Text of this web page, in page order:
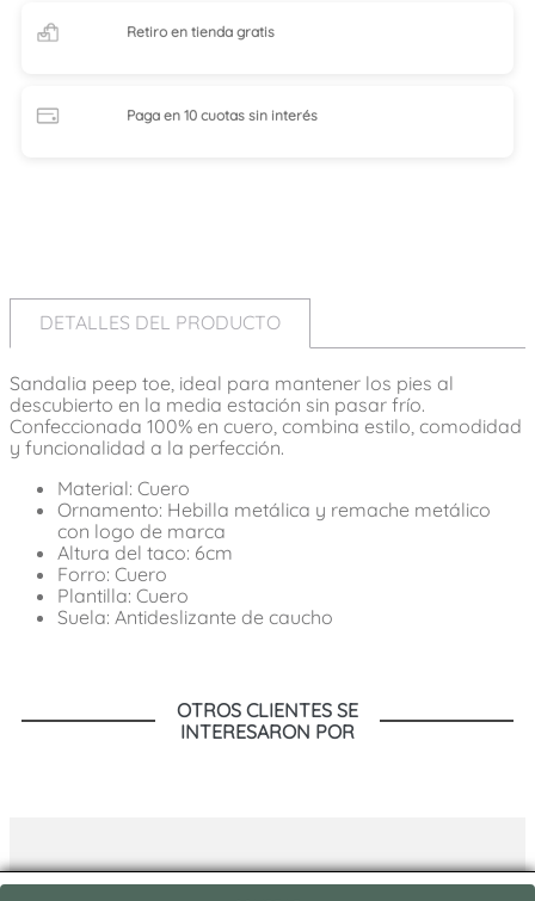
Retiro en tiendagratis
Paga en 10 cuotassin interés
DETALLES DEL PRODUCTO
Sandalia peep toe, ideal para mantener los pies al
descubierto en la media estación sin pasar frío.
Confeccionada 100% en cuero, combina estilo, comodidad
y funcionalidad a la perfección.
Material: Cuero
Ornamento: Hebilla metálica y remache metálico
con logo de marca
Altura del taco: 6cm
Forro: Cuero
Plantilla: Cuero
Suela: Antideslizante de caucho
OTROS CLIENTES SE
INTERESARON POR